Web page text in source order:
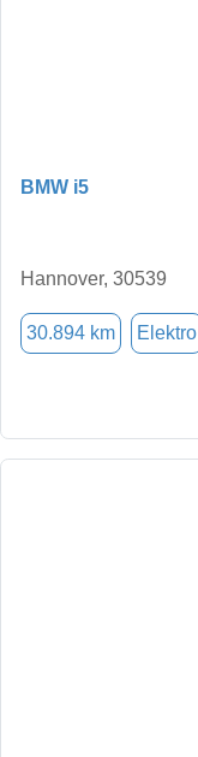
BMW i5
Hannover, 30539
30.894 km Elektro